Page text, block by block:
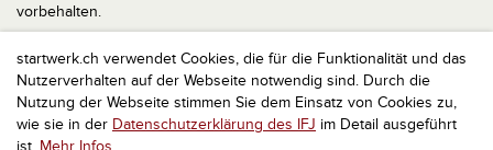
startwerk.ch verwendet Cookies, die für die Funktionalität und das
Nutzerverhalten auf der Webseite notwendig sind. Durch die
Nutzung der Webseite stimmen Sie dem Einsatz von Cookies zu,
wie sie in der Datenschutzerklärung des IFJ im Detail ausgeführt
ist. Mehr Infos
vorbehalten.
Impressum
Kontakt
nach oben